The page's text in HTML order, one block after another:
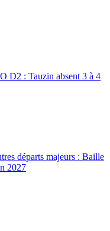
D2 : Tauzin absent 3 à 4
départs majeurs : Baille
2027